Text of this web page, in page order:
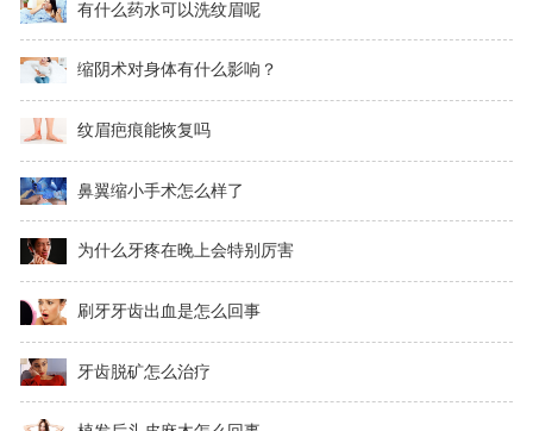
有什么药水可以洗纹眉呢
缩阴术对身体有什么影响？
纹眉疤痕能恢复吗
鼻翼缩小手术怎么样了
为什么牙疼在晚上会特别厉害
刷牙牙齿出血是怎么回事
牙齿脱矿怎么治疗